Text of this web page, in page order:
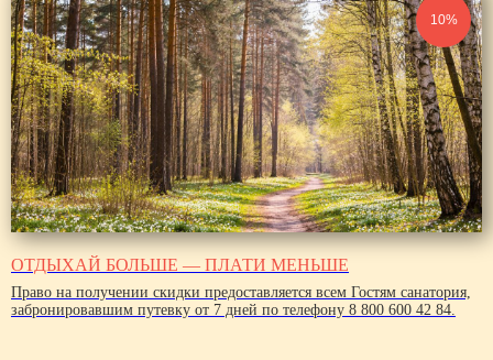
10%
ОТДЫХАЙ БОЛЬШЕ — ПЛАТИ МЕНЬШЕ
Право на получении скидки предоставляется всем Гостям санатория,
забронировавшим путевку от 7 дней по телефону 8 800 600 42 84.